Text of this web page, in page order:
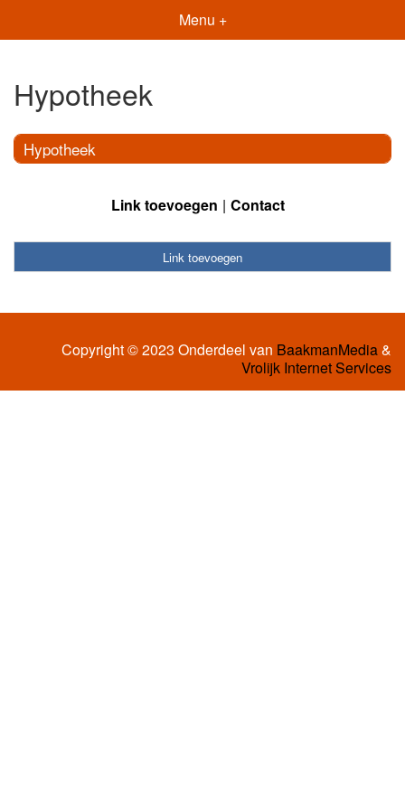
Menu +
Hypotheek
Hypotheek
Link toevoegen Contact
Link toevoegen
Copyright © 2023 Onderdeel van BaakmanMedia&
Vrolijk Internet Services